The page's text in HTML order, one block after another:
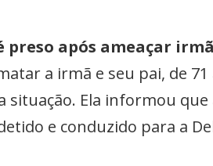
preso após ameaçar
a irmã e seu pai, de
situação. Ela informou
e conduzido para a